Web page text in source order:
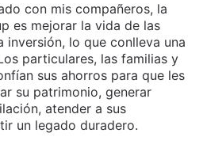
con mis compañeros, la
es mejorar la vida de las
inversión, lo que conlleva una
particulares, las familias y
sus ahorros para que les
su patrimonio, generar
atender a sus
un legado duradero.